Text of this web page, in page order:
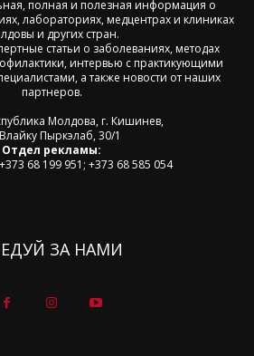
полная и полезная информация о
лабораториях, медцентрах и клиниках
и других стран.
статьи о заболеваниях, методах
интервью с практикующими
а также новости от наших
партнеров.
Молдова, г. Кишинев,
Пыркэлаб, 30/1
Отдел рекламы:
+373 68 199 951; +373 68 585 054
ЗА НАМИ